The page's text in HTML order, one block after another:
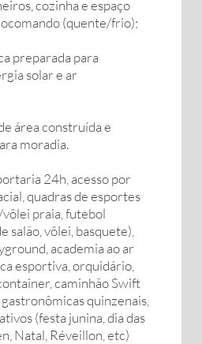
cozinha e espaço
(quente/frio);
preparada para
solar e ar
área construída e
moradia.
24h, acesso por
quadras de esportes
praia, futebol
salão, vôlei, basquete),
academia ao ar
esportiva, orquidário,
caminhão Swift
quinzenais,
(festa junina, dia das
Natal, Réveillon, etc)